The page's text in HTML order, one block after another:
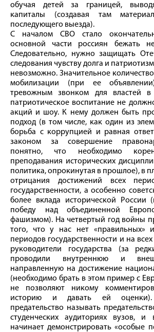
обучая детей за границей,
капиталы (создавая там
последующего выезда).
С началом СВО стало
основной части россиян бежать
Следовательно, нужно защищать
следования чувству долга и
невозможно. Значительное
мобилизации (при ее
тревожным звонком для властей
патриотическое воспитание не
акций и шоу. К нему должен быть
подход (в том числе, как один из
борьба с коррупцией и равная
законом за совершение
понятно, что необходимо
преподавания исторических
политика, опрокинутая в прошлое), в
отрицания достижений всех
государственности, а особенно
более вклада исторической
победу над объединенной
фашизмом). На четвертый год вой­ны
того, что у нас нет «правильных»
периодов государственности и на
руководители государства (за
проводили внутреннюю и
направленную на достижение
(необходимо брать в этом пример с
не позволяют никому
историю и давать ей
предательство называть
студенческих аудиториях вузов,
начинает демонстрировать «особые